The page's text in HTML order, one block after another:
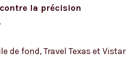
la précision
de fond, Travel Texas et Vistar